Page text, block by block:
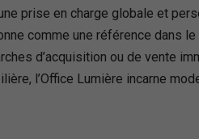
prise en charge globale et
comme une référence dans
d’acquisition ou de vente
l’Office Lumière incarne